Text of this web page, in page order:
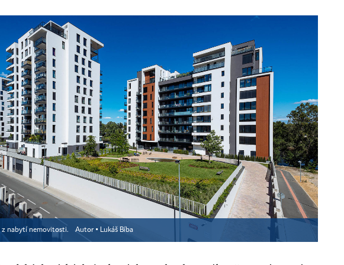
z nabytí nemovitosti. Autor ▪ Lukáš Bíba